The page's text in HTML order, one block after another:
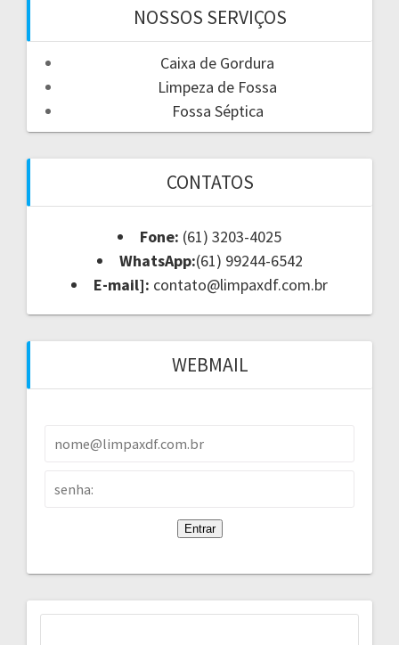
NOSSOS SERVIÇOS
Caixa de Gordura
Limpeza de Fossa
Fossa Séptica
CONTATOS
Fone: (61) 3203-4025
WhatsApp:(61) 99244-6542
E-mail]: contato@limpaxdf.com.br
WEBMAIL